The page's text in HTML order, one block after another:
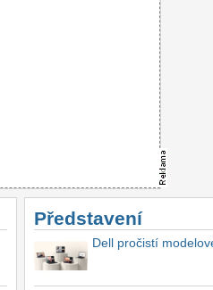
Představení
Dell pročistí